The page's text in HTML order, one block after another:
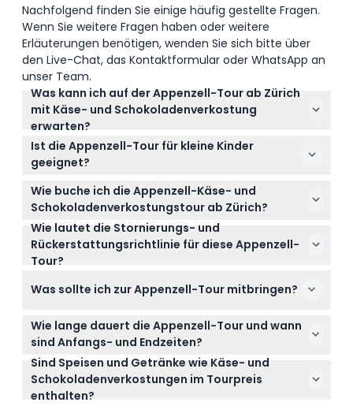
Nachfolgend finden Sie einige häufig gestellte Fragen.
Wenn Sie weitere Fragen haben oder weitere
Erläuterungen benötigen, wenden Sie sich bitte über
den Live-Chat, das Kontaktformular oder WhatsApp an
unser Team.
Was kann ich auf der Appenzell-Tour ab Zürich
mit Käse- und Schokoladenverkostung
erwarten?
Sie erleben ein ganztägiges Abenteuer mit einer
malerischen Fahrt entlang des Zürichsees,
Besuchen auf einem Schweizer Bauernhof und der
Appenzeller Schau-Käserei zur Käseverkostung,
handwerklichen Schokoladenproben und einer
Seilbahnfahrt zum Hohen Kasten mit
atemberaubenden Alpenblicken.
Ist die Appenzell-Tour für kleine Kinder
geeignet?
Kinder unter 6 Jahren werden für diese Tour nicht
empfohlen, daher ist sie am besten für ältere
Kinder und Erwachsene geeignet, die die
Verkostungen und Spaziergänge voll genießen
können.
Wie buche ich die Appenzell-Käse- und
Schokoladenverkostungstour ab Zürich?
Sie können Ihr Ticket ganz einfach online direkt hier
auf dieser Website buchen, wo Sie verfügbare
Daten und Zeiten prüfen können, bevor Sie Ihren
Wie lautet die Stornierungs- und
Rückerstattungsrichtlinie für diese Appenzell-
Tour?
nicht storniert werden, bitte wählen Sie daher Ihr
Was sollte ich zur Appenzell-Tour mitbringen?
Bringen Sie bequeme Wanderschuhe und eine
Jacke für wechselhaftes Bergwetter mit und laden
Sie am besten vorher die ZSG-Tour-App für die
audiogeführte Seerundfahrt herunter.
Wie lange dauert die Appenzell-Tour und wann
sind Anfangs- und Endzeiten?
Die Tour dauert etwa 11 Stunden, startet
normalerweise um 8:30 Uhr ab Zürich und kehrt
gegen 19:30 Uhr zurück (Änderungen vorbehalten –
Sind Speisen und Getränke wie Käse- und
Schokoladenverkostungen im Tourpreis
enthalten?